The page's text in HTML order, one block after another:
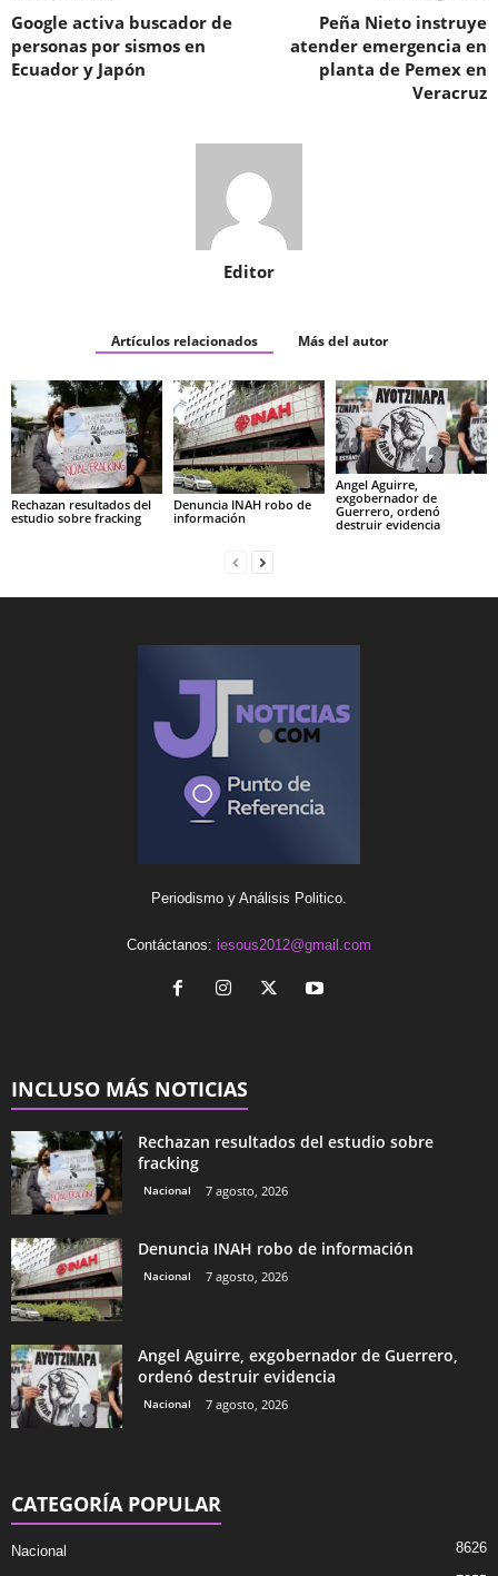
Google activa buscador de
personas por sismos en
Ecuador y Japón
Peña Nieto instruye
atender emergencia en
planta de Pemex en
Veracruz
Editor
Artículos relacionados Más del autor
Rechazan resultados del
estudio sobre fracking
Denuncia INAH robo de
información
Angel Aguirre,
exgobernador de
Guerrero, ordenó
destruir evidencia
Periodismo y Análisis Politico.
Contáctanos: iesous2012@gmail.com
INCLUSO MÁS NOTICIAS
Rechazan resultados del estudio sobre
fracking
Nacional 7 agosto, 2026
Denuncia INAH robo de información
Nacional 7 agosto, 2026
Angel Aguirre, exgobernador de Guerrero,
ordenó destruir evidencia
Nacional 7 agosto, 2026
CATEGORÍA POPULAR
Nacional 8626